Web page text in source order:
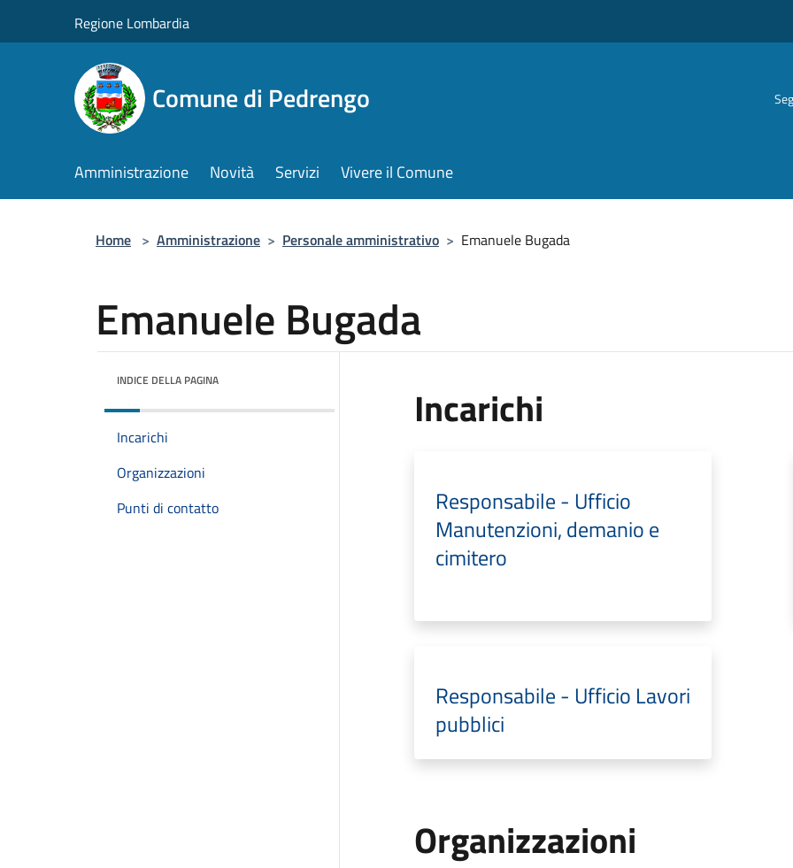
Regione Lombardia
Comune di Pedrengo
Amministrazione Novità Servizi Vivere il Comune
Home > Amministrazione > Personale amministrativo > Emanuele Bugada
Emanuele Bugada
INDICE DELLA PAGINA
Incarichi
Organizzazioni
Punti di contatto
Incarichi
Responsabile - Ufficio
Manutenzioni, demanio e
cimitero
Responsabile - Ufficio Lavori
pubblici
Organizzazioni